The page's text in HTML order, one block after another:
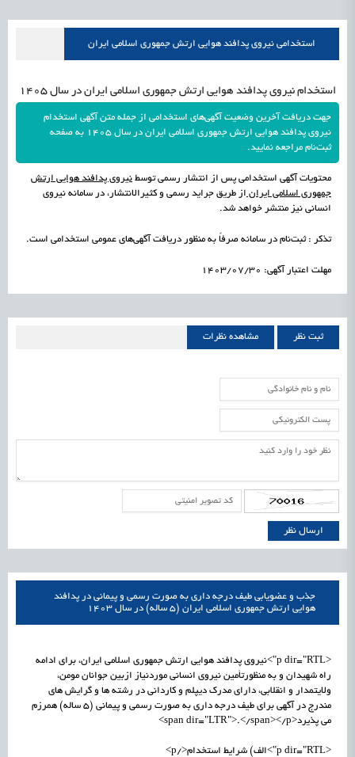
استخدامی نیروی پدافند هوایی ارتش جمهوری اسلامی ایران
استخدام نیروی پدافند هوایی ارتش جمهوری اسلامی ایران در سال 1405
جهت دریافت آخرین وضعیت آگهی‌های استخدامی از جمله متن آگهی استخدام
نیروی پدافند هوایی ارتش جمهوری اسلامی ایران در سال 1405 به صفحه
ثبت‌نام مراجعه نمایید.
محتویات آگهی استخدامی پس از انتشار رسمی توسط نیروی پدافند هوایی ارتش
جمهوری اسلامی ایران از طریق جراید رسمی و کثیرالانتشار، در سامانه نیروی
انسانی نیز منتشر خواهد شد.
تذکر : ثبت‌نام در سامانه صرفاً به منظور دریافت آگهی‌های عمومی استخدامی است.
مهلت اعتبار آگهی: 1403/07/30
ثبت نظر مشاهده نظرات
جذب و عضویابی طیف درجه داری به صورت رسمی و پیمانی در پدافند
هوایی ارتش جمهوری اسلامی ایران (5 ساله) در سال 1403
<p dir="RTL">نیروی پدافند هوایی ارتش جمهوری اسلامی ایران، برای ادامه
راه شهیدان و به منظورتأمین نیروی انسانی موردنیاز ازبین جوانان مومن،
ولایتمدار و انقلابی، دارای مدرک دیپلم و کاردانی در رشته ها و گرایش های
مندرج در آگهی برای طیف درجه داری به صورت رسمی و پیمانی (5 ساله) همرزم
می پذیرد<span dir="LTR">.</span></p>
<p dir="RTL">الف) شرایط استخدام</p>